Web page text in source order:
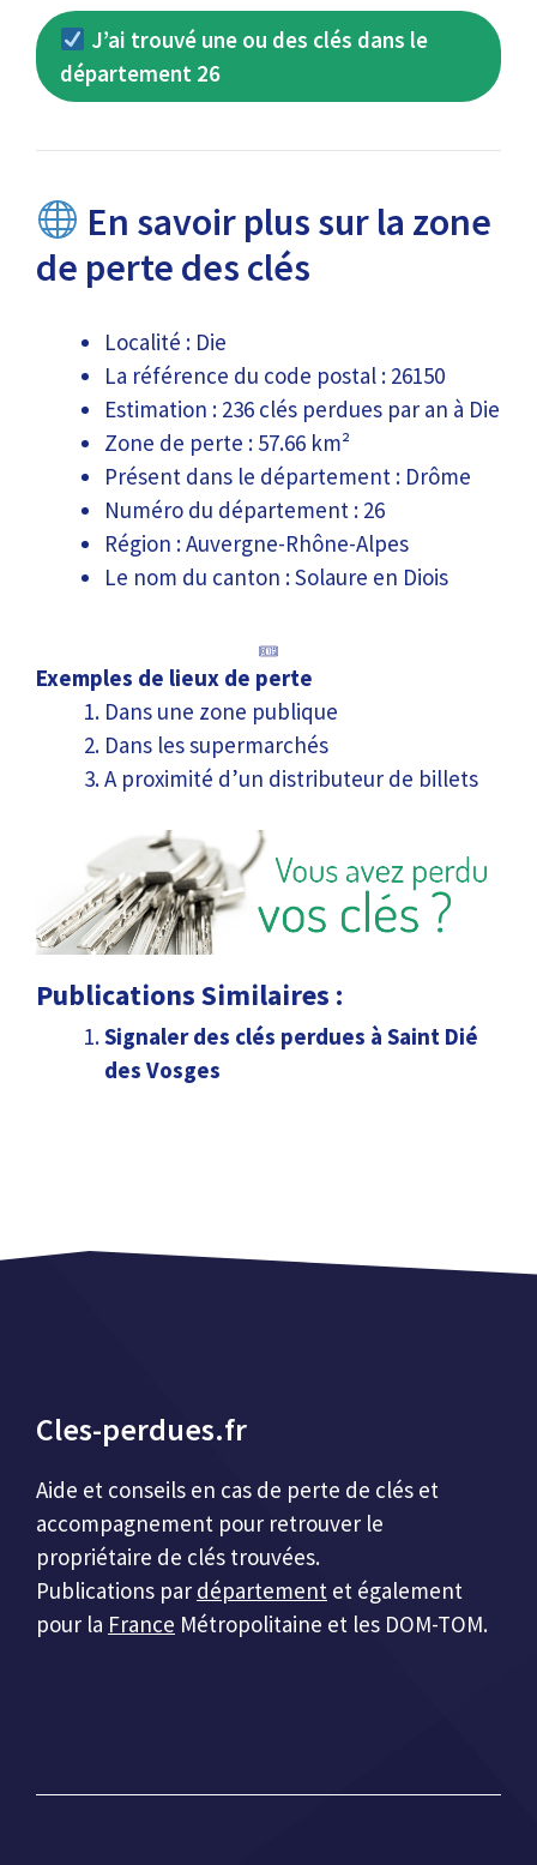
J’ai trouvé une ou des clés dans le
département 26
En savoir plus sur la zone
de perte des clés
Localité : Die
La référence du code postal : 26150
Estimation : 236 clés perdues par an à Die
Zone de perte : 57.66 km²
Présent dans le département : Drôme
Numéro du département : 26
Région : Auvergne-Rhône-Alpes
Le nom du canton : Solaure en Diois
Exemples de lieux de perte
Dans une zone publique
Dans les supermarchés
A proximité d’un distributeur de billets
Publications Similaires :
Signaler des clés perdues à Saint Dié
des Vosges
Cles-perdues.fr
Aide et conseils en cas de perte de clés et
accompagnement pour retrouver le
propriétaire de clés trouvées.
Publications par département et également
pour la France Métropolitaine et les DOM-TOM.